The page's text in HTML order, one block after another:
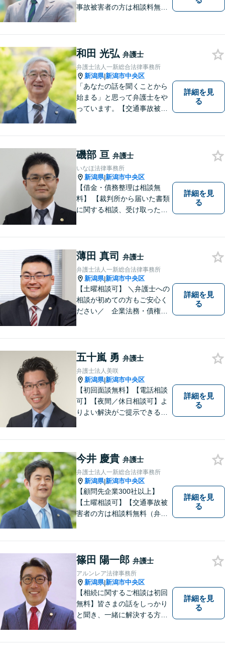
事故被害者の方は相談料無料
思っています。
和田 光弘 弁護士
弁護士法人一新総合法律事務所
新潟県|新潟市中央区
「あなたの話を聞くことから
始まる」と思って弁護士をや
っています。【交通事故被害
災・不貞慰謝料は相談料初回
無料】【顧問先企業300社以
上】
詳細を見
る
磯部 亘 弁護士
いなほ法律事務所
新潟県|新潟市中央区
【借金・債務整理は相談無
料】 【裁判所から届いた書類
に関する相談、受け取った督
ーな対応を心がけておりま
す。相談先をお探しの方もお
気軽にご相談ください。
詳細を見
る
薄田 真司 弁護士
弁護士法人一新総合法律事務所
新潟県|新潟市中央区
【土曜相談可】 ＼弁護士への
相談が初めての方もご安心く
ださい／ 企業法務・債権回
理・不貞慰謝料は相談料初回
無料】
詳細を見
る
五十嵐 勇 弁護士
弁護士法人美咲
新潟県|新潟市中央区
【初回面談無料】【電話相談
可】【夜間／休日相談可】よ
りよい解決がご提示できるよ
詳細を見
る
今井 慶貴 弁護士
弁護士法人一新総合法律事務所
新潟県|新潟市中央区
【顧問先企業300社以上】
【土曜相談可】【交通事故被
害者の方は相談料無料（弁護
無料】
詳細を見
る
篠田 陽一郎 弁護士
アルンレア法律事務所
新潟県|新潟市中央区
【相続に関するご相談は初回
無料】皆さまの話をしっかり
と聞き、一緒に解決する方法
詳細を見
る